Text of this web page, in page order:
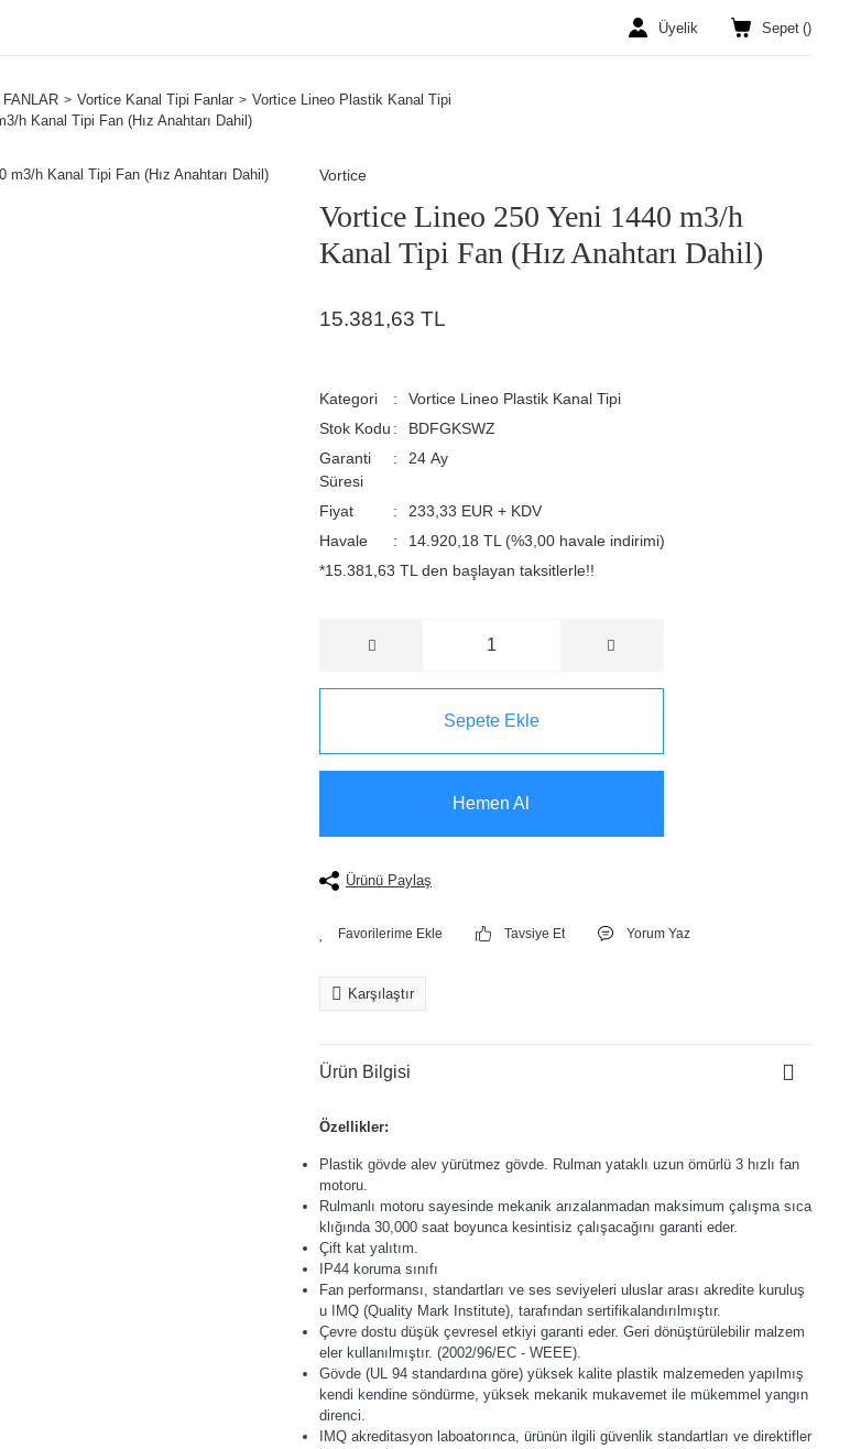
Üyelik Sepet ()
Vortice Kanal Tipi Fanlar
Vortice Lineo Plastik Kanal Tipi
h Kanal Tipi Fan (Hız Anahtarı Dahil)
Vortice
Vortice Lineo 250 Yeni 1440 m3/h
Kanal Tipi Fan (Hız Anahtarı Dahil)
15.381,63 TL
Kategori
Vortice Lineo Plastik Kanal Tipi
Stok Kodu
BDFGKSWZ
Garanti
Süresi
24 Ay
Fiyat
233,33 EUR + KDV
Havale
14.920,18 TL (%3,00 havale indirimi)
*15.381,63 TL den başlayan taksitlerle!!
Sepete Ekle
Hemen Al
Ürünü Paylaş
Tavsiye Et Yorum Yaz
Karşılaştır
Ürün Bilgisi
Özellikler:
Plastik gövde alev yürütmez gövde. Rulman yataklı uzun ömürlü 3 hızlı fan
motoru.
Rulmanlı motoru sayesinde mekanik arızalanmadan maksimum çalışma sıca
klığında 30,000 saat boyunca kesintisiz çalışacağını garanti eder.
Çift kat yalıtım.
IP44 koruma sınıfı
Fan performansı, standartları ve ses seviyeleri uluslar arası akredite kuruluş
u IMQ (Quality Mark Institute), tarafından sertifikalandırılmıştır.
Çevre dostu düşük çevresel etkiyi garanti eder. Geri dönüştürülebilir malzem
eler kullanılmıştır. (2002/96/EC - WEEE).
Gövde (UL 94 standardına göre) yüksek kalite plastik malzemeden yapılmış
kendi kendine söndürme, yüksek mekanik mukavemet ile mükemmel yangın
direnci.
IMQ akreditasyon laboatorınca, ürünün ilgili güvenlik standartları ve direktifler